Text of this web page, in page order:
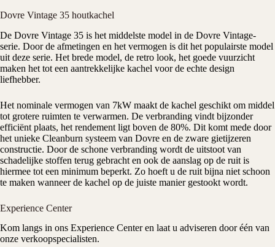
Dovre Vintage 35 houtkachel
De Dovre Vintage 35 is het middelste model in de Dovre Vintage-
serie. Door de afmetingen en het vermogen is dit het populairste model
uit deze serie. Het brede model, de retro look, het goede vuurzicht
maken het tot een aantrekkelijke kachel voor de echte design
liefhebber.
Het nominale vermogen van 7kW maakt de kachel geschikt om middel
tot grotere ruimten te verwarmen. De verbranding vindt bijzonder
efficiënt plaats, het rendement ligt boven de 80%. Dit komt mede door
het unieke Cleanburn systeem van Dovre en de zware gietijzeren
constructie. Door de schone verbranding wordt de uitstoot van
schadelijke stoffen terug gebracht en ook de aanslag op de ruit is
hiermee tot een minimum beperkt. Zo hoeft u de ruit bijna niet schoon
te maken wanneer de kachel op de juiste manier gestookt wordt.
Experience Center
Kom langs in ons Experience Centeren laat u adviseren door één van
onze verkoopspecialisten.